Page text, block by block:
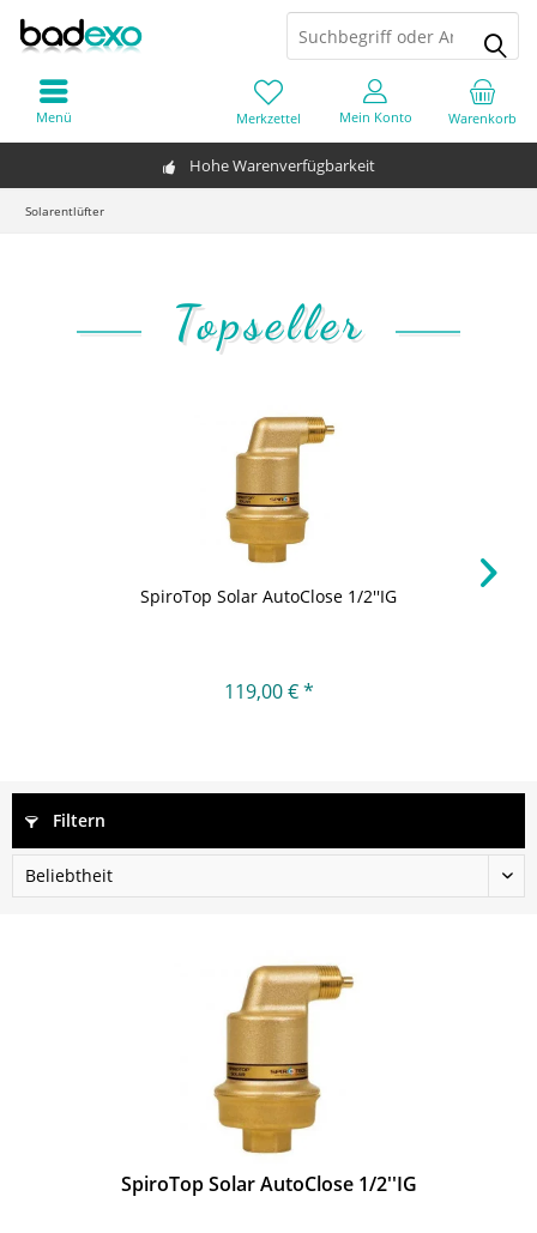
Hohe Warenverfügbarkeit
Warenkorb
Merkzettel Mein Konto
Menü
Solarentlüfter
Topseller
SpiroTop Solar AutoClose 1/2''IG
119,00 € *
Filtern
SpiroTop Solar AutoClose 1/2''IG